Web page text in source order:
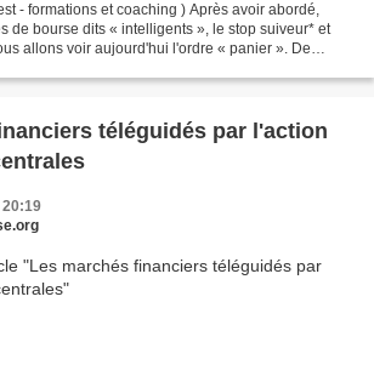
- formations et coaching ) Après avoir abordé,
de bourse dits « intelligents », le stop suiveur* et
allons voir aujourd'hui l'ordre « panier ». De
téléguidés par l'action
20:19